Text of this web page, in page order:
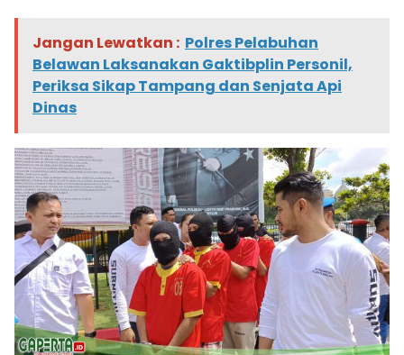
Jangan Lewatkan : Polres Pelabuhan
Belawan Laksanakan Gaktibplin Personil,
Periksa Sikap Tampang dan Senjata Api
Dinas